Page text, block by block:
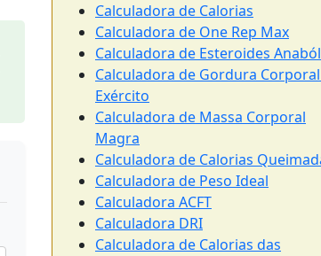
Calculadora de Calorias
Calculadora de One Rep Max
Calculadora de Esteroides
Calculadora de Gordura
Exército
Calculadora de Massa Corporal
Magra
Calculadora de Calorias
Calculadora de Peso Ideal
Calculadora ACFT
Calculadora DRI
Calculadora de Calorias das